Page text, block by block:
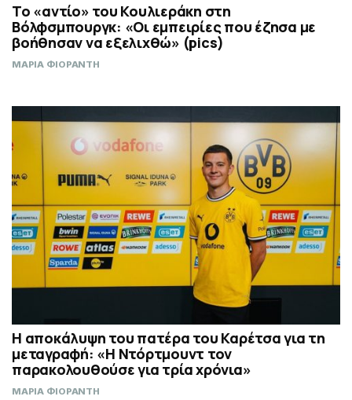
Το «αντίο» του Κουλιεράκη στη
Βόλφσμπουργκ: «Οι εμπειρίες που έζησα με
βοήθησαν να εξελιχθώ» (pics)
ΜΑΡΙΑ ΦΙΟΡΑΝΤΗ
Η αποκάλυψη του πατέρα του Καρέτσα για τη
μεταγραφή: «Η Ντόρτμουντ τον
παρακολουθούσε για τρία χρόνια»
ΜΑΡΙΑ ΦΙΟΡΑΝΤΗ